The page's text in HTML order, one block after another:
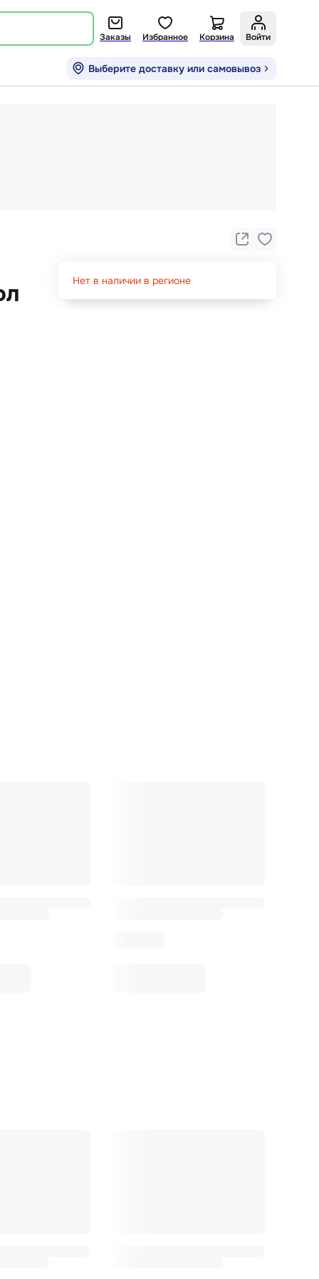
Заказы Избранное Корзина Войти
Выберите доставку или самовывоз
Нет в наличии в регионе